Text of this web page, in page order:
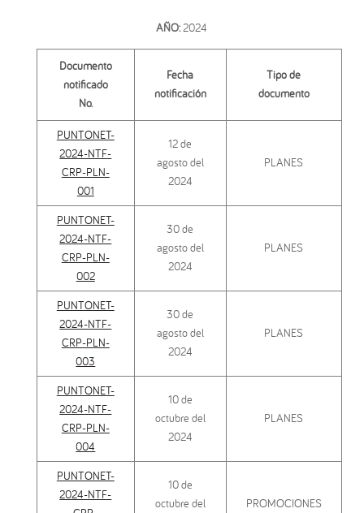
AÑO:2024
Documento
notificado
No.
Fecha
notificación
Tipo de
documento
PUNTONET-
2024-NTF-
CRP-PLN-
001
12 de
agosto del
2024
PLANES
PUNTONET-
2024-NTF-
CRP-PLN-
002
30 de
agosto del
2024
PLANES
PUNTONET-
2024-NTF-
CRP-PLN-
003
30 de
agosto del
2024
PLANES
PUNTONET-
2024-NTF-
CRP-PLN-
004
10 de
octubre del
2024
PLANES
PUNTONET-
2024-NTF-
10 de
octubre del
PROMOCIONES